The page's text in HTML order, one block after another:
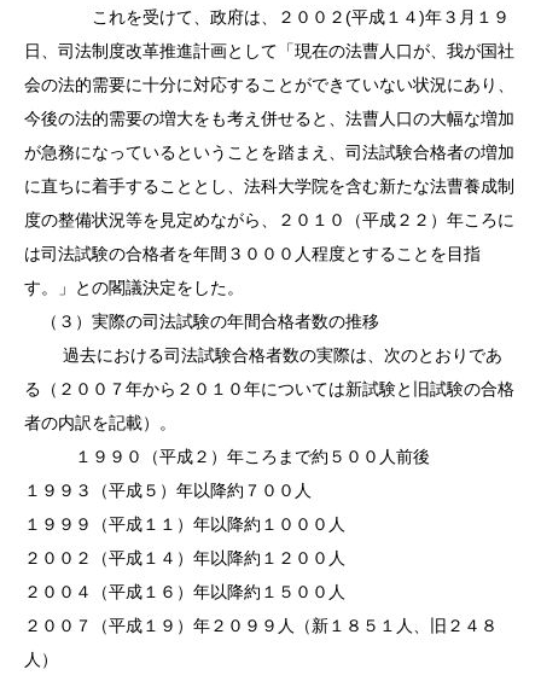
これを受けて、政府は、２００２(平成１４)年３月１９
日、司法制度改革推進計画として「現在の法曹人口が、我が国社
会の法的需要に十分に対応することができていない状況にあり、
今後の法的需要の増大をも考え併せると、法曹人口の大幅な増加
が急務になっているということを踏まえ、司法試験合格者の増加
に直ちに着手することとし、法科大学院を含む新たな法曹養成制
度の整備状況等を見定めながら、２０１０（平成２２）年ころに
は司法試験の合格者を年間３０００人程度とすることを目指
す。」との閣議決定をした。
（３）実際の司法試験の年間合格者数の推移
過去における司法試験合格者数の実際は、次のとおりであ
る（２００７年から２０１０年については新試験と旧試験の合格
者の内訳を記載）。
１９９０（平成２）年ころまで約５００人前後
１９９３（平成５ ）年以降約７００人
１９９９（平成１１ ）年以降約１０００人
２００２（平成１４）年以降約１２００人
２００４（平成１６）年以降約１５００人
２００７（平成１９）年２０９９人（新１８５１人、旧２４８
人）